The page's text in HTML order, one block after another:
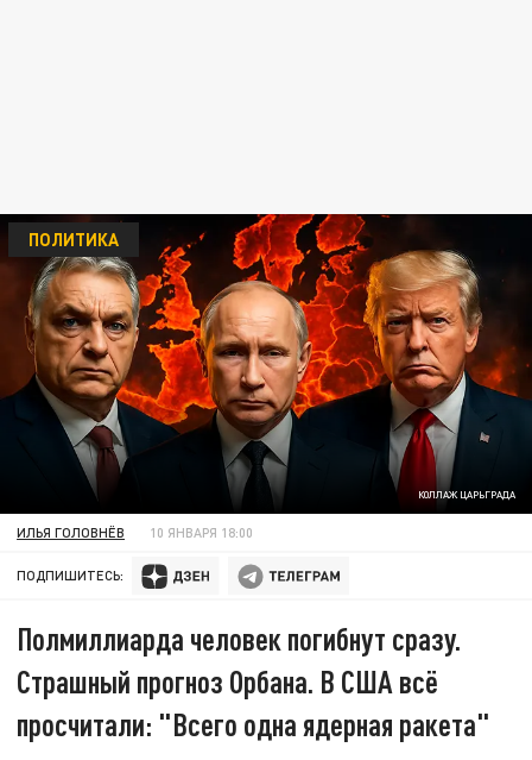
КОЛЛАЖ ЦАРЬГРАДА
ПОЛИТИКА
ИЛЬЯ ГОЛОВНЁВ 10 ЯНВАРЯ 18:00
ПОДПИШИТЕСЬ:
Полмиллиарда человек погибнут сразу.
Страшный прогноз Орбана. В США всё
просчитали: "Всего одна ядерная ракета"